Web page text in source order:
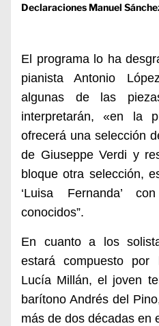
Declaraciones Manuel
El programa lo ha
pianista Antonio
algunas de las
interpretarán, «en la
ofrecerá una selección
de Giuseppe Verdi y
bloque otra selección,
‘Luisa Fernanda’
conocidos”.
En cuanto a los
estará compuesto por
Lucía Millán, el joven
barítono Andrés del
más de dos décadas en